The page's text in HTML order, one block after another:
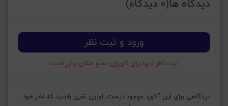
ورود و ثبت نظر
ثبت نظر تنها برای کاربران عضو امکان پذیر است
دیدگاهی برای این آکورد موجود نیست. اولین نفری باشید که نظر خود